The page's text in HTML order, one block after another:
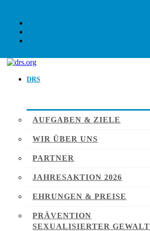
DRS
AUFGABEN & ZIELE
WIR ÜBER UNS
PARTNER
JAHRESAKTION 2026
EHRUNGEN & PREISE
PRÄVENTION
SEXUALISIERTER GEWALT